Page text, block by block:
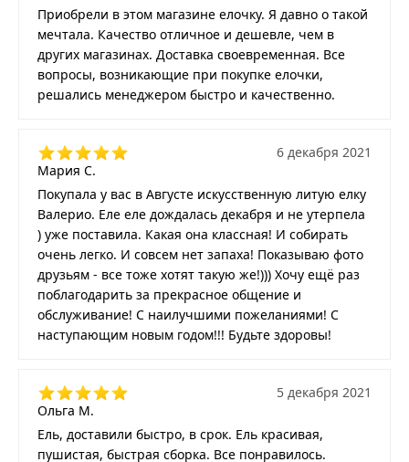
Приобрели в этом магазине елочку. Я давно о такой
мечтала. Качество отличное и дешевле, чем в
других магазинах. Доставка своевременная. Все
вопросы, возникающие при покупке елочки,
решались менеджером быстро и качественно.
Мария С.
6 декабря 2021
Покупала у вас в Августе искусственную литую елку
Валерио. Еле еле дождалась декабря и не утерпела
) уже поставила. Какая она классная! И собирать
очень легко. И совсем нет запаха! Показываю фото
друзьям - все тоже хотят такую же!))) Хочу ещё раз
поблагодарить за прекрасное общение и
обслуживание! С наилучшими пожеланиями! С
наступающим новым годом!!! Будьте здоровы!
Ольга М.
5 декабря 2021
Ель, доставили быстро, в срок. Ель красивая,
пушистая, быстрая сборка. Все понравилось.